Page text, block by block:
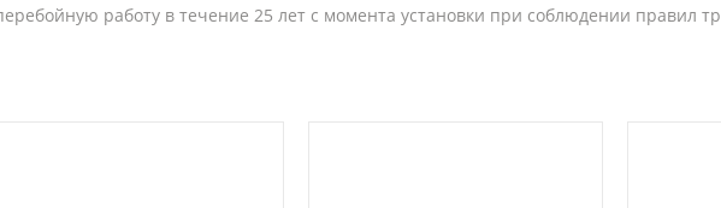
работу в течение 25 лет с момента установки при соблюдении правил